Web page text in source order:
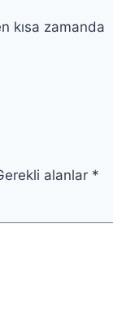
kısa zamanda
alanlar *